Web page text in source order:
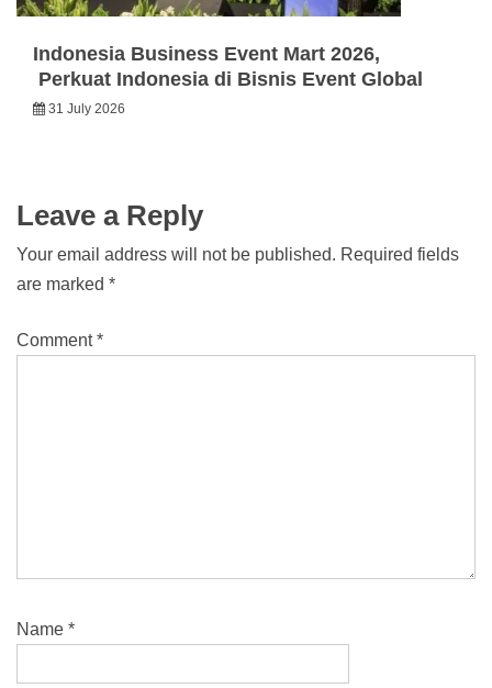
Indonesia Business Event Mart 2026,
Perkuat Indonesia di Bisnis Event Global
31 July 2026
Leave a Reply
Your email address will not be published. Required fields
are marked *
Comment*
Name *